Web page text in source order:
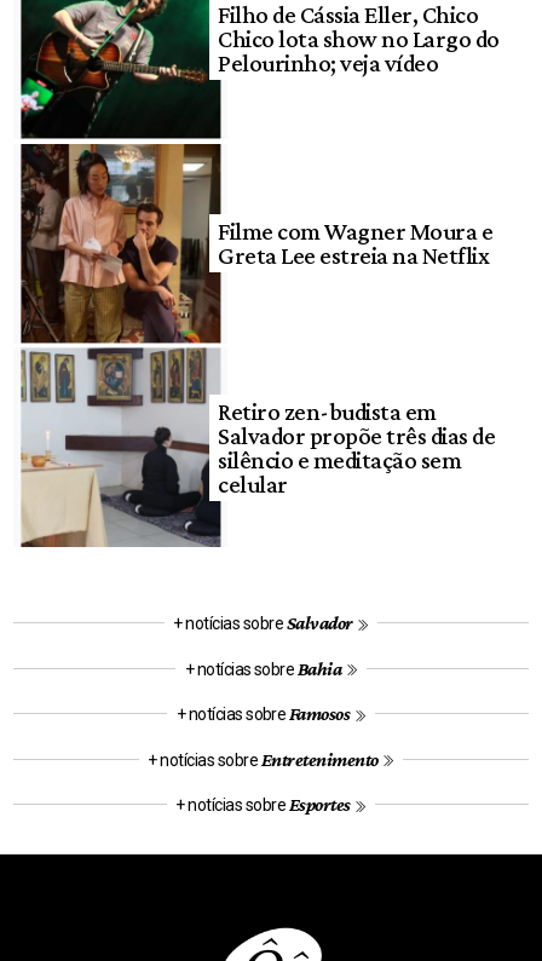
Filho de Cássia Eller, Chico
Chico lota show no Largo do
Pelourinho; veja vídeo
Filme com Wagner Moura e
Greta Lee estreia na Netflix
Retiro zen-budista em
Salvador propõe três dias de
silêncio e meditação sem
celular
+ notícias sobreSalvador
+ notícias sobre Bahia
+ notícias sobre Famosos
+ notícias sobre Entretenimento
+ notícias sobre Esportes